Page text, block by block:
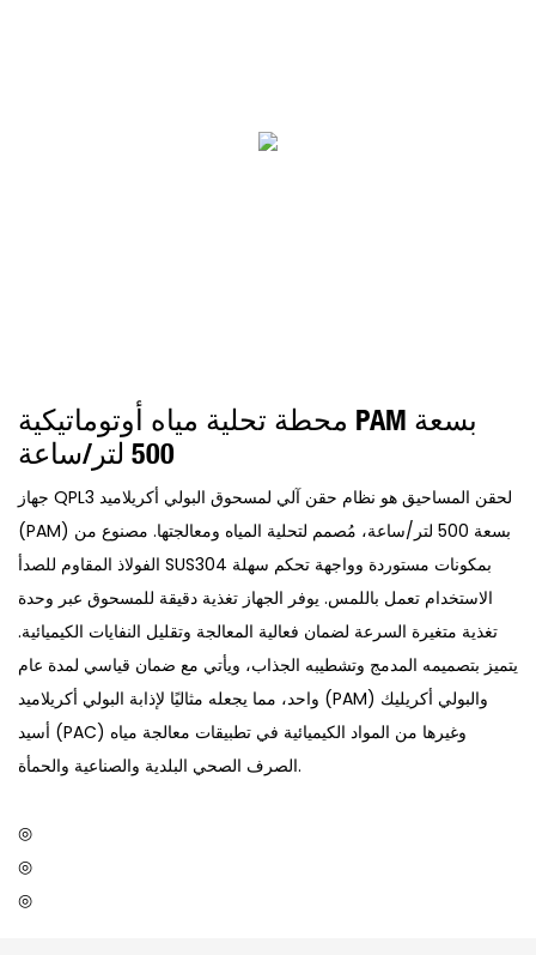
محطة تحلية مياه أوتوماتيكية PAM بسعة
500 لتر/ساعة
جهاز QPL3 لحقن المساحيق هو نظام حقن آلي لمسحوق البولي أكريلاميد
(PAM) بسعة 500 لتر/ساعة، مُصمم لتحلية المياه ومعالجتها. مصنوع من
الفولاذ المقاوم للصدأ SUS304 بمكونات مستوردة وواجهة تحكم سهلة
الاستخدام تعمل باللمس. يوفر الجهاز تغذية دقيقة للمسحوق عبر وحدة
تغذية متغيرة السرعة لضمان فعالية المعالجة وتقليل النفايات الكيميائية.
يتميز بتصميمه المدمج وتشطيبه الجذاب، ويأتي مع ضمان قياسي لمدة عام
واحد، مما يجعله مثاليًا لإذابة البولي أكريلاميد (PAM) والبولي أكريليك
أسيد (PAC) وغيرها من المواد الكيميائية في تطبيقات معالجة مياه
الصرف الصحي البلدية والصناعية والحمأة.
◎
◎
◎